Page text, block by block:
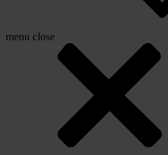
menu close